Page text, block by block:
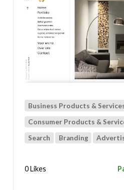
Business Products &
Consumer Products &
Search Branding
0 Likes